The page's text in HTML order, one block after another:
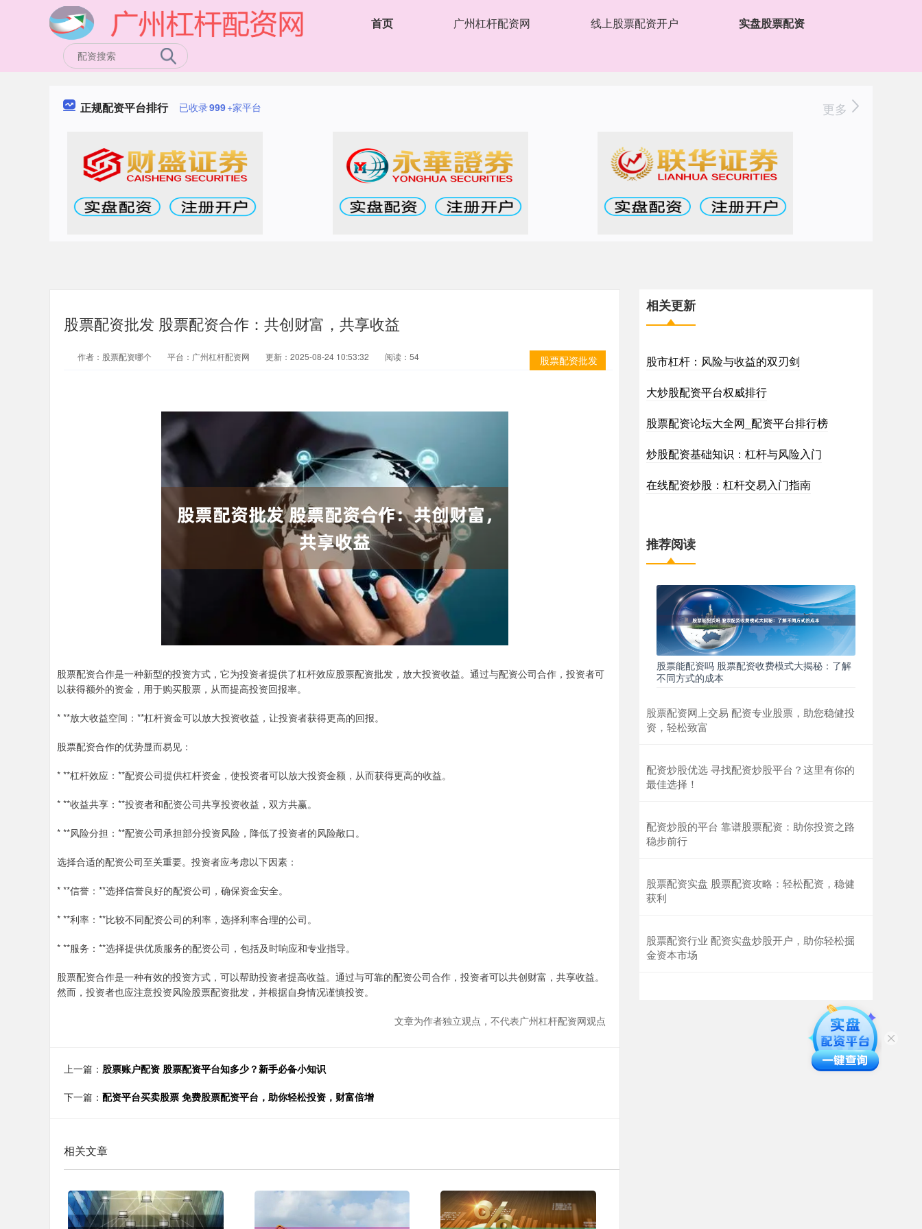
首页 广州杠杆配资网 线上股票配资开户 实盘股票配资
正规配资平台排行 已收录999+家平台 更多
股票配资批发 股票配资合作：共创财富，共享收益
股票配资批发
作者：股票配资哪个 平台：广州杠杆配资网 更新：2025-08-24 10:53:32 阅读：54
股票配资合作是一种新型的投资方式，它为投资者提供了杠杆效应股票配资批发，放大投资收益。通过与配资公司合作，投资者可
以获得额外的资金，用于购买股票，从而提高投资回报率。
* **放大收益空间：**杠杆资金可以放大投资收益，让投资者获得更高的回报。
股票配资合作的优势显而易见：
* **杠杆效应：**配资公司提供杠杆资金，使投资者可以放大投资金额，从而获得更高的收益。
* **收益共享：**投资者和配资公司共享投资收益，双方共赢。
* **风险分担：**配资公司承担部分投资风险，降低了投资者的风险敞口。
选择合适的配资公司至关重要。投资者应考虑以下因素：
* **信誉：**选择信誉良好的配资公司，确保资金安全。
* **利率：**比较不同配资公司的利率，选择利率合理的公司。
* **服务：**选择提供优质服务的配资公司，包括及时响应和专业指导。
股票配资合作是一种有效的投资方式，可以帮助投资者提高收益。通过与可靠的配资公司合作，投资者可以共创财富，共享收益。
然而，投资者也应注意投资风险股票配资批发，并根据自身情况谨慎投资。
文章为作者独立观点，不代表广州杠杆配资网观点
上一篇： 股票账户配资 股票配资平台知多少？新手必备小知识
下一篇： 配资平台买卖股票 免费股票配资平台，助你轻松投资，财富倍增
相关文章
相关更新
股市杠杆：风险与收益的双刃剑
大炒股配资平台权威排行
股票配资论坛大全网_配资平台排行榜
炒股配资基础知识：杠杆与风险入门
在线配资炒股：杠杆交易入门指南
推荐阅读
股票能配资吗 股票配资收费模式大揭秘：了解
不同方式的成本
股票配资网上交易 配资专业股票，助您稳健投
资，轻松致富
配资炒股优选 寻找配资炒股平台？这里有你的
最佳选择！
配资炒股的平台 靠谱股票配资：助你投资之路
稳步前行
股票配资实盘 股票配资攻略：轻松配资，稳健
获利
股票配资行业 配资实盘炒股开户，助你轻松掘
金资本市场